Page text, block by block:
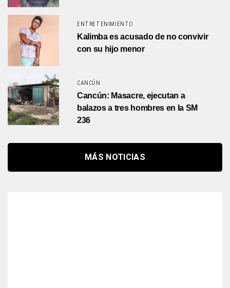
ENTRETENIMIENTO
Kalimba es acusado de no convivir
con su hijo menor
CANCÚN
Cancún: Masacre, ejecutan a
balazos a tres hombres en la SM
236
MÁS NOTICIAS